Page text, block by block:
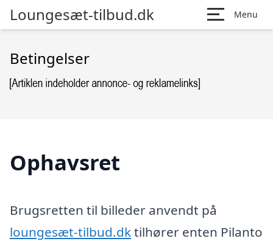
Loungesæt-tilbud.dk Menu
Betingelser
Ophavsret
Brugsretten til billeder anvendt på
loungesæt-tilbud.dktilhører enten Pilanto